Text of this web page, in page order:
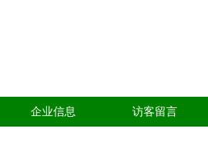
企业信息 访客留言